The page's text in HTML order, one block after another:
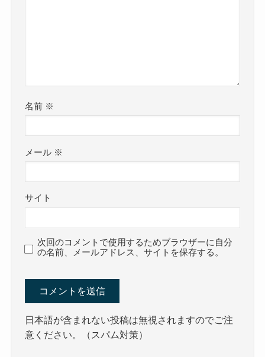
名前 ※
メール ※
サイト
次回のコメントで使用するためブラウザーに自分
の名前、メールアドレス、サイトを保存する。
日本語が含まれない投稿は無視されますのでご注
意ください。（スパム対策）